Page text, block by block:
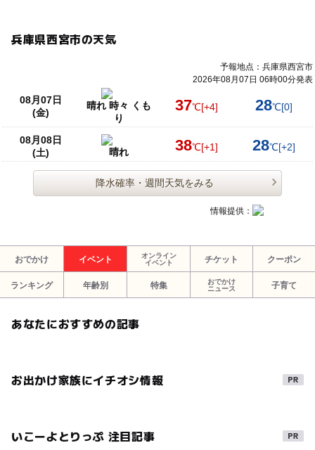
兵庫県西宮市の天気
予報地点：兵庫県西宮市
2026年08月07日 06時00分発表
08月07日
(金)
晴れ 時々 くも
り
37℃[+4] 28℃[0]
08月08日
(土)
晴れ 38℃[+1] 28℃[+2]
降水確率・週間天気をみる
情報提供：
おでかけ イベント
オンライン
イベント
チケット クーポン
ランキング 年齢別 特集
おでかけ
ニュース
子育て
あなたにおすすめの記事
お出かけ家族にイチオシ情報
いこーよとりっぷ 注目記事